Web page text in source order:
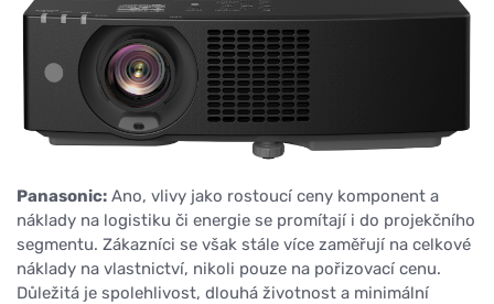
Panasonic: Ano, vlivy jako rostoucí ceny komponent a
náklady na logistiku či energie se promítají i do projekčního
segmentu. Zákazníci se však stále více zaměřují na celkové
náklady na vlastnictví, nikoli pouze na pořizovací cenu.
Důležitá je spolehlivost, dlouhá životnost a minimální